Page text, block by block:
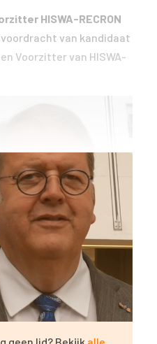
HISWA-RECRON
van kandidaat
Voorzitter van HISWA-